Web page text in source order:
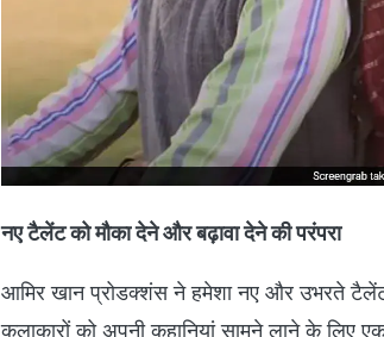
नए टैलेंट को मौका देने और बढ़ावा देने की परंपरा
आमिर खान प्रोडक्शंस ने हमेशा नए और उभरते टैलेंट
कलाकारों को अपनी कहानियां सामने लाने के लिए